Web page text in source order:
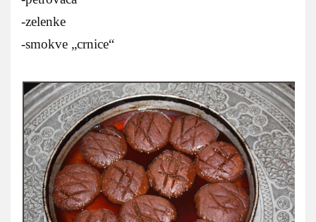
-zelenke
-smokve „crnice“